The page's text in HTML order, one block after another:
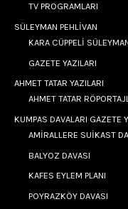
TV PROGRAMLARI
SÜLEYMAN PEHLİVAN
KARA CÜPPELİ
GAZETE YAZILARI
AHMET TATAR YAZILARI
AHMET TATAR
KUMPAS DAVALARI GAZETE
AMİRALLERE SUİKAST
BALYOZ DAVASI
KAFES EYLEM PLANI
POYRAZKÖY DAVASI